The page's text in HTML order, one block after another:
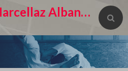
Judo club Marcellaz Albanais